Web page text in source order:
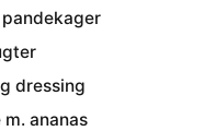
dressing
m. ananas